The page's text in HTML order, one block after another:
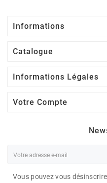
Informations
Catalogue
Informations Légales
Votre Compte
Vous pouvez vous